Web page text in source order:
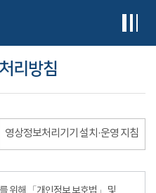
리방침
영상정보처리기기 설치·운영 지침